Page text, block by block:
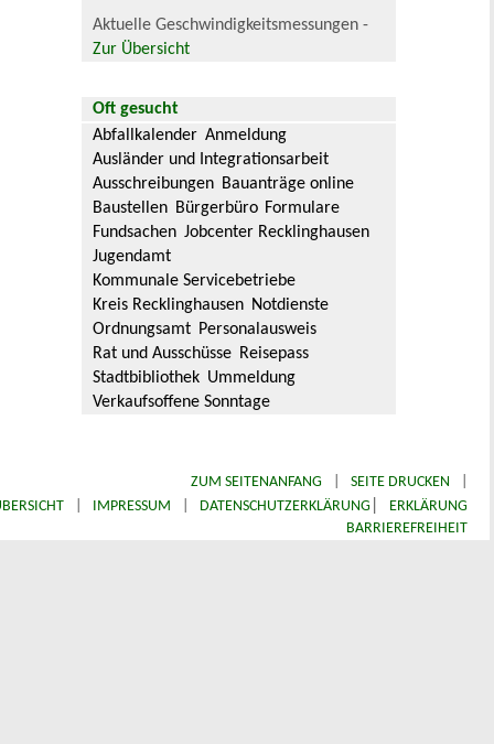
Aktuelle Geschwindigkeitsmessungen -
Zur Übersicht
Oft gesucht
Abfallkalender Anmeldung
Ausländer und Integrationsarbeit
Ausschreibungen Bauanträge online
Baustellen Bürgerbüro Formulare
Fundsachen Jobcenter Recklinghausen
Jugendamt
Kommunale Servicebetriebe
Kreis Recklinghausen Notdienste
Ordnungsamt Personalausweis
Rat und Ausschüsse Reisepass
Stadtbibliothek Ummeldung
Verkaufsoffene Sonntage
ZUM SEITENANFANG SEITE DRUCKEN
IMPRESSUM DATENSCHUTZERKLÄRUNG|
ERKLÄRUNG
BARRIEREFREIHEIT